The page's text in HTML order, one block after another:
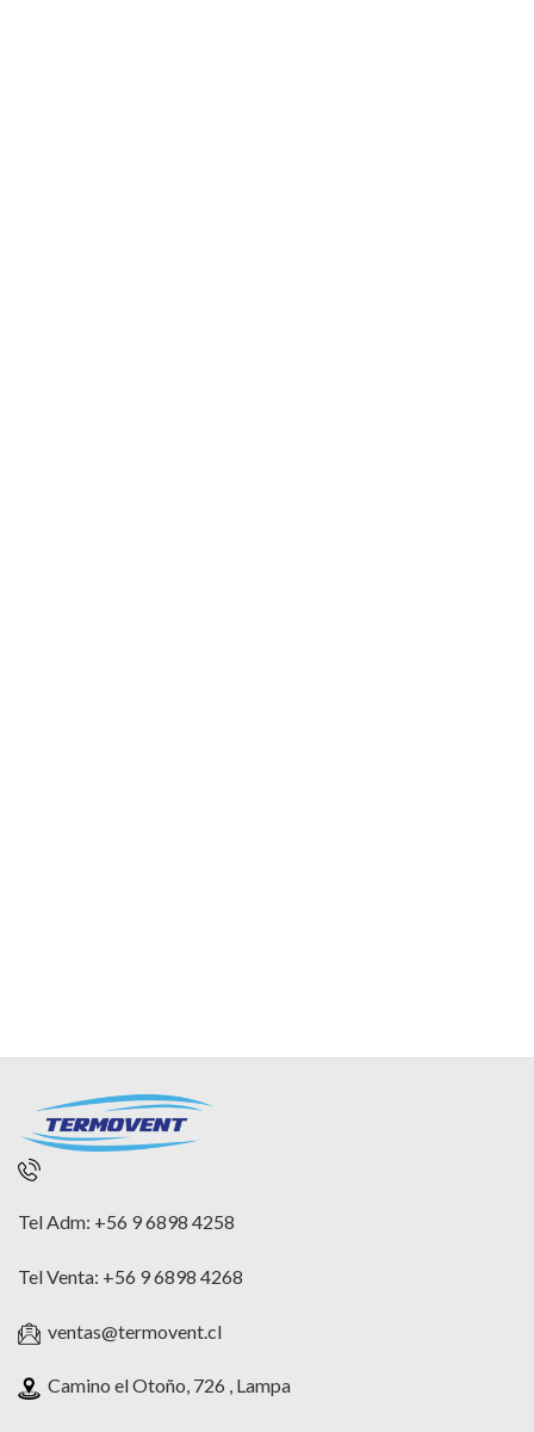
Tel Adm: +56 9 6898 4258
Tel Venta: +56 9 6898 4268
ventas@termovent.cl
Camino el Otoño, 726 , Lampa